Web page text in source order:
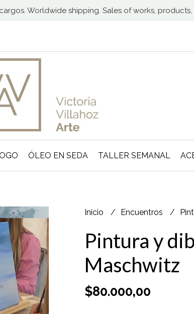
Worldwide shipping. Sales of works,
ÓLEO EN SEDA TALLER SEMANAL
Inicio Encuentros
Pintura y
Maschwitz
$80.000,00